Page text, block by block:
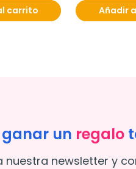
carrito Añadir
ganar un regalo
nuestra newsletter y